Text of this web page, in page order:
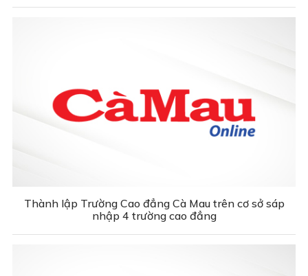
Thành lập Trường Cao đẳng Cà Mau trên cơ sở sáp
nhập 4 trường cao đẳng